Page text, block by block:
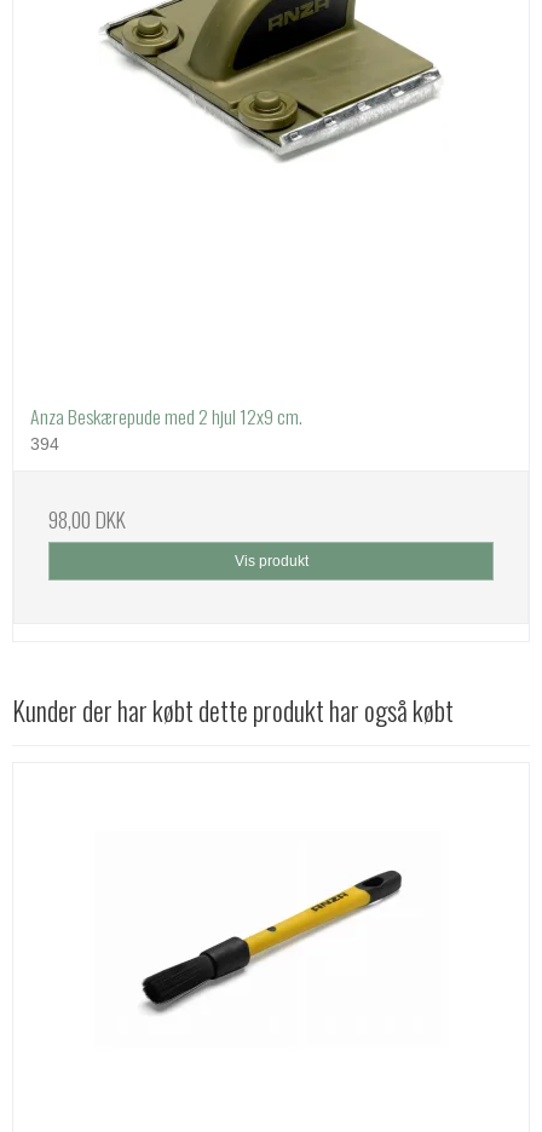
Anza Beskærepude med 2 hjul 12x9 cm.
394
98,00 DKK
Vis produkt
Kunder der har købt dette produkt har også købt